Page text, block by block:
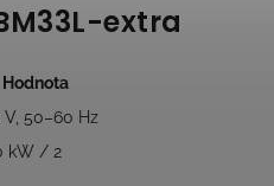
extra
Hodnota
V, 50–60 Hz
kW / 2